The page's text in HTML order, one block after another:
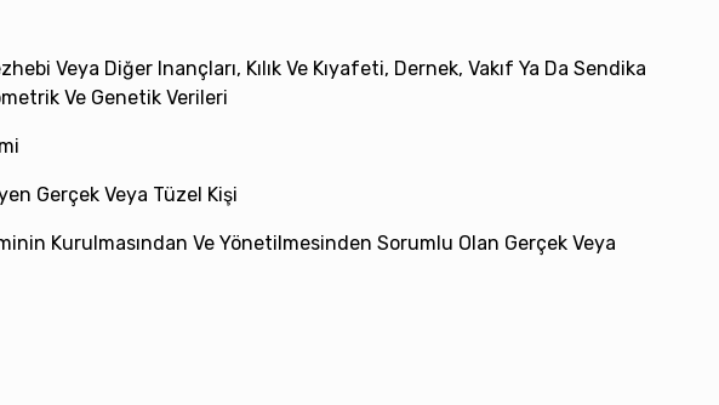
Veya Diğer Inançları, Kılık Ve Kıyafeti, Dernek, Vakıf Ya Da Sendika
Ve Genetik Verileri
Gerçek Veya Tüzel Kişi
Kurulmasından Ve Yönetilmesinden Sorumlu Olan Gerçek Veya